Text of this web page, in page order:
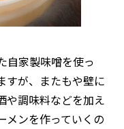
自家製味噌を使っ
すが、またもや壁に
や調味料などを加え
メンを作っていくの